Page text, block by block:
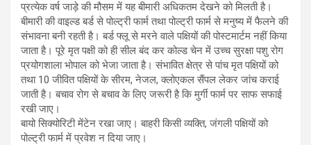
प्रत्येक वर्ष जाड़े की मौसम में यह बीमारी अधिकतम देखने को मिलती है।
बीमारी की वाइल्ड बर्ड से पोल्ट्री फार्म तथा पोल्ट्री फार्म से मनुष्य में फैलने की
संभावना बनी रहती है। बर्ड फ्लू से मरने वाले पक्षियों की पोस्टमार्टम नहीं किया
जाता है। पूरे मृत पक्षी को ही सील बंद कर कोल्ड चेन में उच्च सुरक्षा पशु रोग
प्रयोगशाला भोपाल को भेजा जाता है। संभावित क्षेत्र से पांच मृत पक्षियों को
तथा 10 जीवित पक्षियों के सीरम, नेजल, क्लोएकल सैंपल लेकर जांच कराई
जाती है। बचाव रोग से बचाव के लिए जरूरी है कि मुर्गी फार्म पर साफ सफाई
रखी जाए।
बायो सिक्योरिटी मेंटेन रखा जाए। बाहरी किसी व्यक्ति, जंगली पक्षियों को
पोल्ट्री फार्म में प्रवेश न दिया जाए।